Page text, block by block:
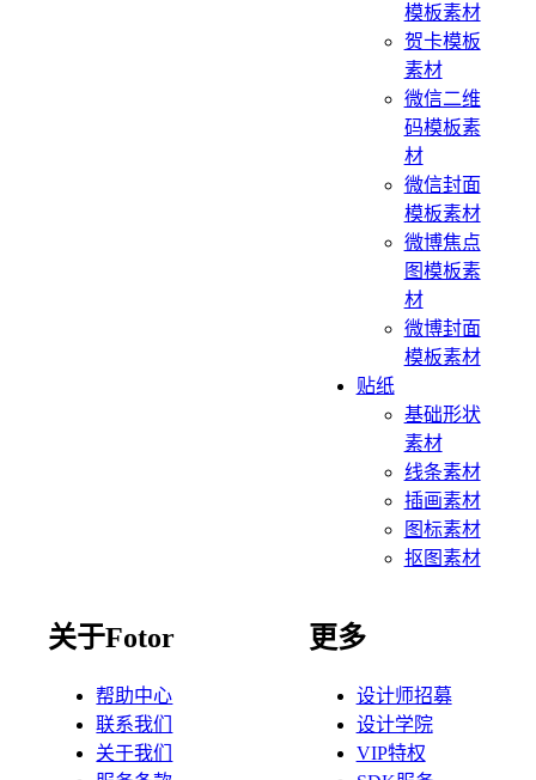
模板素材
贺卡模板
素材
微信二维
码模板素
材
微信封面
模板素材
微博焦点
图模板素
材
微博封面
模板素材
贴纸
基础形状
素材
线条素材
插画素材
图标素材
抠图素材
关于Fotor
帮助中心
联系我们
关于我们
更多
设计师招募
设计学院
VIP特权